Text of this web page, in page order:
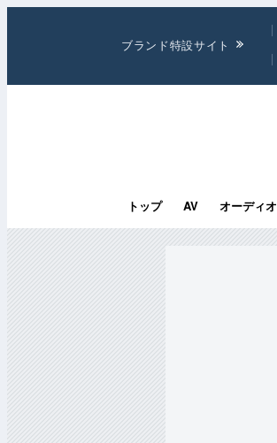
ブランド特設サイト
トップ AV オーディオ